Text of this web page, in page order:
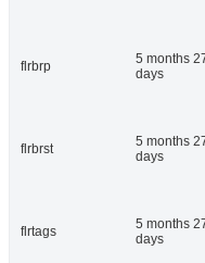
flrbrp
5 months
days
flrbrst
5 months
days
flrtags
5 months
days